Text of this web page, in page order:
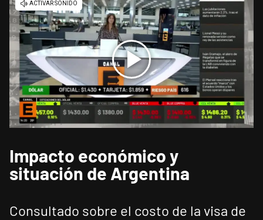
Impacto económico y
situación de Argentina
Consultado sobre el costo de la visa de